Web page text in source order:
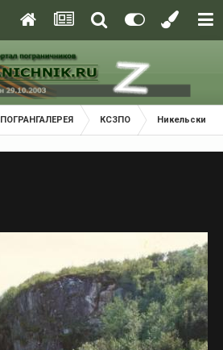
ПОГРАНГАЛЕРЕЯ КСЗПО Никельский